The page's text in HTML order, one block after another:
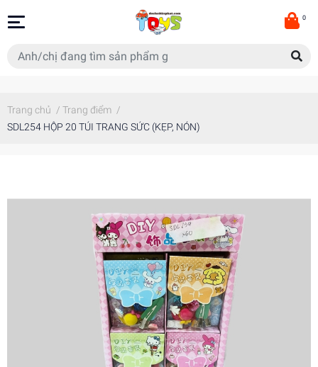
0
Trang chủ / Trang điểm /
SDL254 HỘP 20 TÚI TRANG SỨC (KẸP, NÓN)